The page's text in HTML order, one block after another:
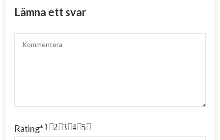
Lämna ett svar
Rating* 5
4
3
2
1